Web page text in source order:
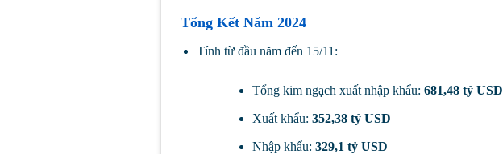
Tổng Kết Năm 2024
Tính từ đầu năm đến 15/11:
Tổng kim ngạch xuất nhập khẩu:681,48 tỷ USD
Xuất khẩu:352,38 tỷ USD
Nhập khẩu:329,1 tỷ USD